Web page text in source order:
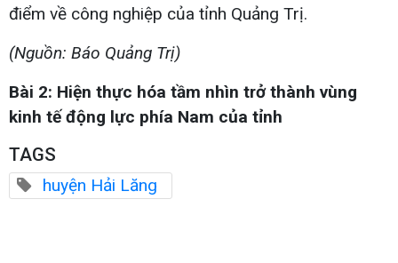
điểm về công nghiệp của tỉnh Quảng Trị.
(Nguồn: Báo Quảng Trị)
Bài 2: Hiện thực hóa tầm nhìn trở thành vùng
kinh tế động lực phía Nam của tỉnh
TAGS
huyện Hải Lăng